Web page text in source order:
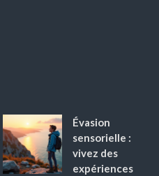
Évasion
sensorielle :
vivez des
expériences